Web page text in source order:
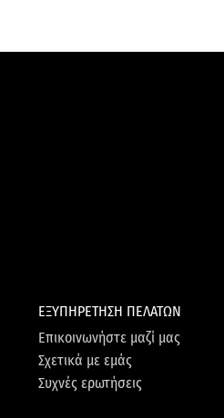
ΕΞΥΠΗΡΕΤΗΣΗ ΠΕΛΑΤΩΝ
Επικοινωνήστε μαζί μας
Σχετικά με εμάς
Συχνές ερωτήσεις